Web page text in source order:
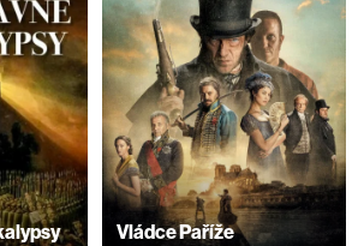
Vládce Paříže